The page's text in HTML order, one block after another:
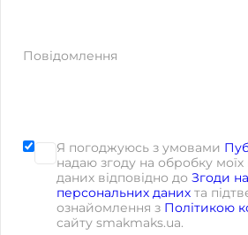
Повідомлення
Я погоджуюсь з умовами
надаю згоду на обробку
даних відповідно до Згоди
персональних даних та
ознайомлення з Політикою
сайту smakmaks.ua.